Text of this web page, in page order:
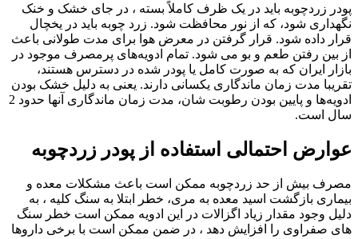
پودر زردچوبه باید در یک ظرف کاملاً بسته ، در جای خشک و خنک
نگهداری شود، که از نور محافظت شود. زرد چوبه باید در یخچال
قرار داده شود. قرار گرفتن در معرض هوا برای مدت طولانی باعث
از بین رفتن طعم و بو می شود. تمام ادویه‌های پرمصرف موجود در
بازار ایران که به صورت کامل یا پودر شده در دسترس هستند،
تقریبا مدت زمان ماندگاری یکسانی دارند. یعنی به دلیل خشک بودن
ادویه‌ها و پایین بودن رطوبت شان، مدت زمان ماندگاری‌ آنها حدود 2
سال است.
عوارض احتمالی استفاده از پودر زردچوبه
مصرف بیش از حد زردچوبه ممکن است باعث مشکلات معده و
بیماری بازگشت اسید معده به مری، خطر ابتلا به سنگ کلیه ، به
دلیل وجود مقدار زیاد اگزالات در این ادویه ممکن است خطر سنگ
های صفراوی را افزایش دهد ، در ضمن ممکن است با برخی داروها